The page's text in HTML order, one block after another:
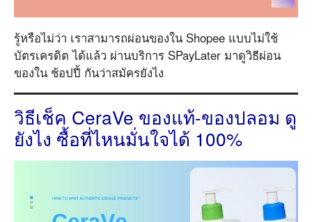
รู้หรือไม่ว่า เราสามารถผ่อนของใน Shopee แบบไม่ใช้
บัตรเครดิต ได้แล้ว ผ่านบริการ SPayLater มาดูวิธีผ่อน
ของใน ช้อปปี้ กันว่าสมัครยังไง
วิธีเช็ค CeraVe ของแท้-ของปลอม ดู
ยังไง ซื้อที่ไหนมั่นใจได้ 100%